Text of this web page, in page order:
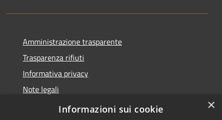
Amministrazione trasparente
Trasparenza rifiuti
Informativa privacy
Note legali
Dichiarazione di accessibilità
×
Informazioni sui cookie